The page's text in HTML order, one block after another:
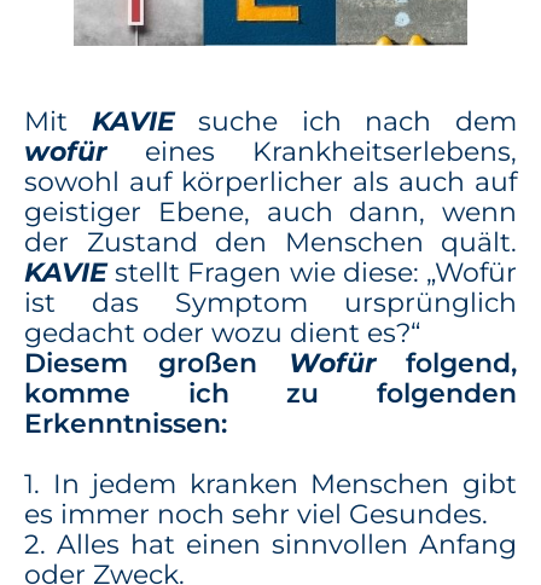
Mit KAVIEsuche ich nach dem
wofüreines Krankheitserlebens,
sowohl auf körperlicher als auch auf
geistiger Ebene, auch dann, wenn
der Zustand den Menschen quält.
KAVIEstellt Fragen wie diese: „Wofür
ist das Symptom ursprünglich
gedacht oder wozu dient es?“
Diesem großen Wofürfolgend,
komme ich zu folgenden
Erkenntnissen:
1. In jedem kranken Menschen gibt
es immer noch sehr viel Gesundes.
2. Alles hat einen sinnvollen Anfang
oder Zweck.